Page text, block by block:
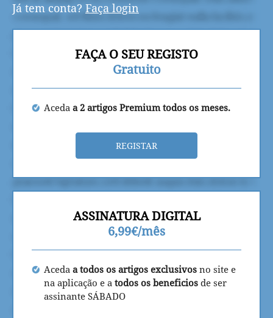
Já tem conta? Faça login
FAÇA O SEU REGISTO
Gratuito
Aceda a 2 artigos Premium todos os meses.
REGISTAR
ASSINATURA DIGITAL
6,99€/mês
Aceda a todos os artigos exclusivos no site e
na aplicação e a todos os beneficios de ser
assinante SÁBADO